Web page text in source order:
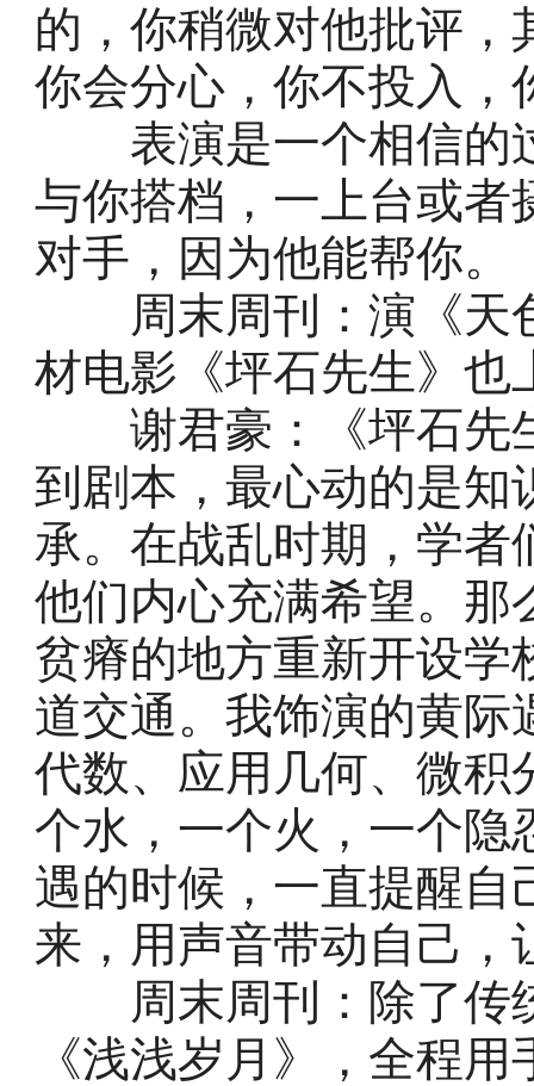
的，你稍微对他批评
你会分心，你不投入，
表演是一个相信的
与你搭档，一上台或者
对手，因为他能帮你。
周末周刊：演《天
材电影《坪石先生》也
谢君豪：《坪石先
到剧本，最心动的是知
承。在战乱时期，学者
他们内心充满希望。那
贫瘠的地方重新开设学
道交通。我饰演的黄际
代数、应用几何、微积
个水，一个火，一个隐
遇的时候，一直提醒自
来，用声音带动自己，
周末周刊：除了传
《浅浅岁月》，全程